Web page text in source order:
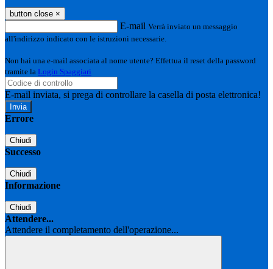
button close ×
E-mail Verrà inviato un messaggio
all'indirizzo indicato con le istruzioni necessarie.
Non hai una e-mail associata al nome utente? Effettua il reset della password
tramite la Login Spaggiari
E-mail inviata, si prega di controllare la casella di posta elettronica!
Errore
Chiudi
Successo
Chiudi
Informazione
Chiudi
Attendere...
Attendere il completamento dell'operazione...